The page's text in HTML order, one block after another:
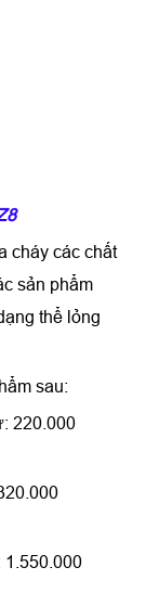
cháy các chất
sản phẩm
thể lỏng
sau:
220.000
1.550.000